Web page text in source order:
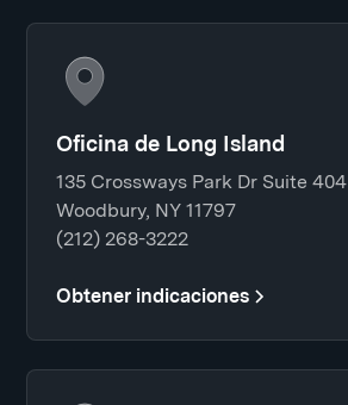
Oficina de Long Island
135 Crossways Park Dr Suite 404
Woodbury, NY 11797
(212) 268-3222
Obtener indicaciones